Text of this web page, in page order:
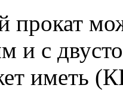
и с
иметь